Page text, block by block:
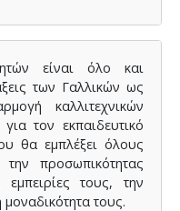
une recherche
les données issues
six enseignants de
les pratiques
s'appuient plus
que sur un
la singularité de
είναι όλο και
των Γαλλικών ως
καλλιτεχνικών
τον εκπαιδευτικό
θα εμπλέξει όλους
προσωπικότητας
τους, την
τους.